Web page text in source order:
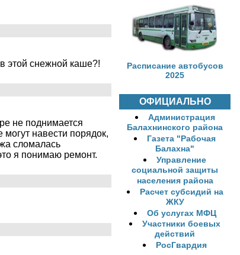
этой снежной каше?!
не поднимается
навести порядок,
сломалась
я понимаю ремонт.
Расписание автобусов
2025
ОФИЦИАЛЬНО
Администрация
Балахнинского района
Газета "Рабочая
Балахна"
Управление
социальной защиты
населения района
Расчет субсидий на
ЖКУ
Об услугах МФЦ
Участники боевых
действий
РосГвардия